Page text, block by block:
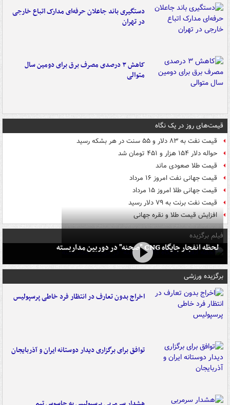
دستگیری باند جاعلان حرفه‌ای مدارک اتباع خارجی
در تهران
کاهش ۳ درصدی مصرف برق برای دومین سال
متوالی
قیمت‌های روز در یک نگاه
قیمت نفت به ۸۳ دلار و ۵۵ سنت در هر بشکه رسید
حواله دلار ۱۵۴ هزار و ۴۵۱ تومان شد
قیمت طلا صعودی ماند
قیمت جهانی نفت امروز ۱۶ مرداد
قیمت جهانی طلا امروز ۱۵ مرداد
قیمت نفت برنت به ۷۹ دلار رسید
افزایش قیمت طلا و نقره جهانی
فیلم برگزیده
لحظه انفجار جایگاه CNG "صحنه" در دوربین مداربسته
برگزیده ورزشی
اخراج بدون تعارف در انتظار فرد خاطی پرسپولیس
توافق برای برگزاری دیدار دوستانه ایران و آذربایجان